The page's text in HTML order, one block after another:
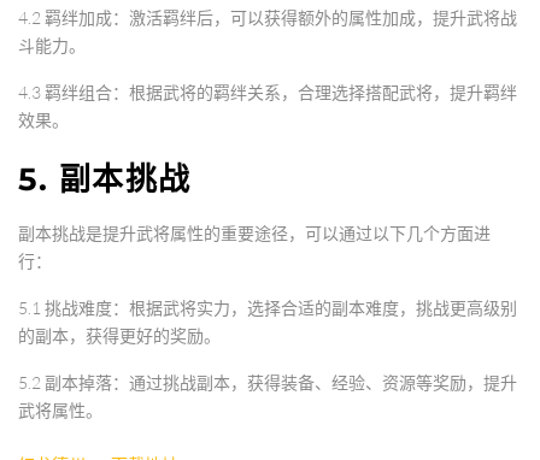
4.2 羁绊加成：激活羁绊后，可以获得额外的属性加成，提升武将战
斗能力。
4.3 羁绊组合：根据武将的羁绊关系，合理选择搭配武将，提升羁绊
效果。
5. 副本挑战
副本挑战是提升武将属性的重要途径，可以通过以下几个方面进
行：
5.1 挑战难度：根据武将实力，选择合适的副本难度，挑战更高级别
的副本，获得更好的奖励。
5.2 副本掉落：通过挑战副本，获得装备、经验、资源等奖励，提升
武将属性。